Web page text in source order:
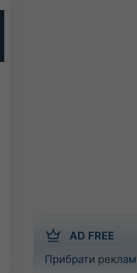
AD FREE
Прибрати